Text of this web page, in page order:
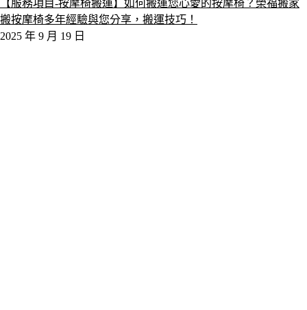
【服務項目-按摩椅搬運】如何搬運您心愛的按摩椅？榮福搬家
搬按摩椅多年經驗與您分享，搬運技巧！
2025 年 9 月 19 日